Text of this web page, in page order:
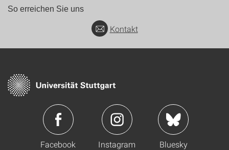
So erreichen Sie uns
Kontakt
Facebook Instagram Bluesky